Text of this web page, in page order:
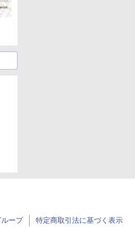
ープ 特定商取引法に基づく表示